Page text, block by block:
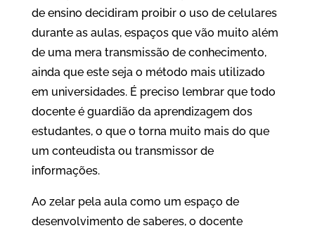
de ensino decidiram proibir o uso de celulares
durante as aulas, espaços que vão muito além
de uma mera transmissão de conhecimento,
ainda que este seja o método mais utilizado
em universidades. É preciso lembrar que todo
docente é guardião da aprendizagem dos
estudantes, o que o torna muito mais do que
um conteudista ou transmissor de
informações.
Ao zelar pela aula como um espaço de
desenvolvimento de saberes, o docente